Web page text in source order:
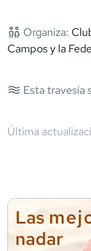
Organiza:
Campos y la
Esta travesía
Última
Las
nadar